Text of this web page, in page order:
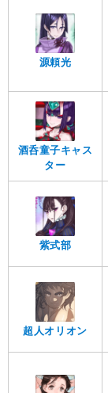
源頼光
酒呑童子キャス
ター
紫式部
超人オリオン